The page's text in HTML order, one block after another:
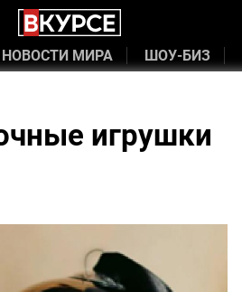
НОВОСТИ МИРА ШОУ-БИЗ
игрушки